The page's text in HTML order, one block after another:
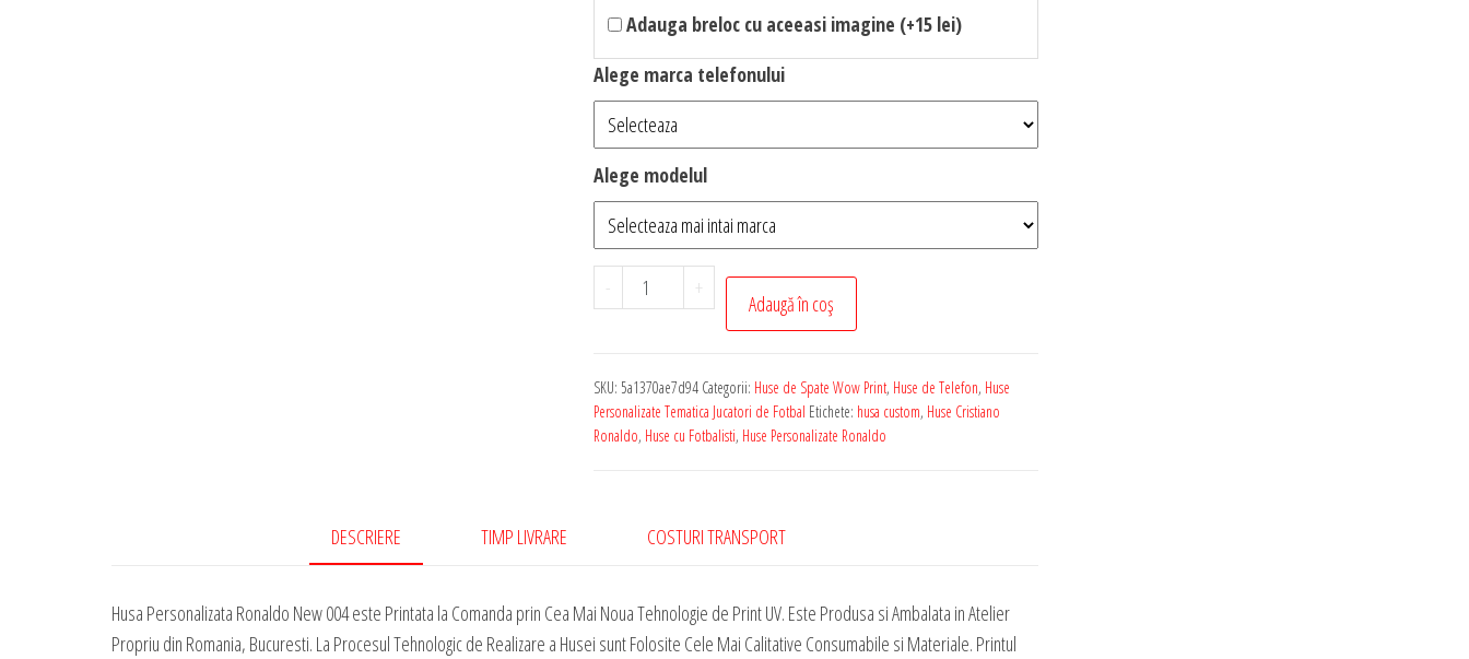
Adauga breloc cu aceeasi imagine (+15 lei)
Alege marca telefonului
Alege modelul
-
Cantitate
Husa
Personalizata
cu
Ronaldo
+
Adaugă în coș
SKU: 5a1370ae7d94 Categorii: Huse de Spate Wow Print, Huse de Telefon, Huse
Personalizate Tematica Jucatori de Fotbal Etichete: husa custom, Huse Cristiano
Ronaldo, Huse cu Fotbalisti, Huse Personalizate Ronaldo
DESCRIERE TIMP LIVRARE COSTURI TRANSPORT
Husa Personalizata Ronaldo New 004 este Printata la Comanda prin Cea Mai Noua Tehnologie de Print UV. Este Produsa si Ambalata in Atelier
Propriu din Romania, Bucuresti. La Procesul Tehnologic de Realizare a Husei sunt Folosite Cele Mai Calitative Consumabile si Materiale. Printul